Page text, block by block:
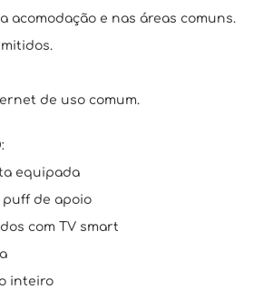
acomodação e nas áreas comuns.
de uso comum.
equipada
puff de apoio
com TV smart
inteiro